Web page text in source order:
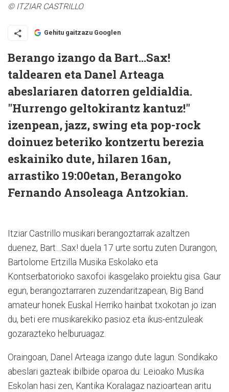
© ITZIAR CASTRILLO
Gehitu gaitzazu Googlen
Berango izango da Bart…Sax!
taldearen eta Danel Arteaga
abeslariaren datorren geldialdia.
"Hurrengo geltokirantz kantuz!"
izenpean, jazz, swing eta pop-rock
doinuez beteriko kontzertu berezia
eskainiko dute, hilaren 16an,
arrastiko 19:00etan, Berangoko
Fernando Ansoleaga Antzokian.
Itziar Castrillo musikari berangoztarrak azaltzen
duenez, Bart…Sax! duela 17 urte sortu zuten Durangon,
Bartolome Ertzilla Musika Eskolako eta
Kontserbatorioko saxofoi ikasgelako proiektu gisa. Gaur
egun, berangoztarraren zuzendaritzapean, Big Band
amateur honek Euskal Herriko hainbat txokotan jo izan
du, beti ere musikarekiko pasioz eta ikus-entzuleak
gozarazteko helburuagaz.
Oraingoan, Danel Arteaga izango dute lagun. Sondikako
abeslari gazteak ibilbide oparoa du: Leioako Musika
Eskolan hasi zen, Kantika Koralagaz nazioartean aritu